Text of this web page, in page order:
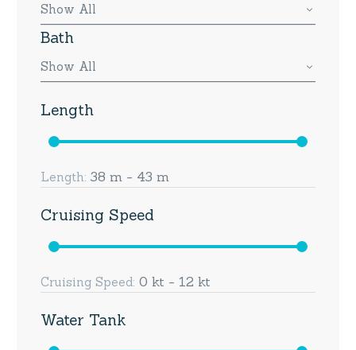
Show All
Bath
Show All
Length
Length: 38 m - 43 m
Cruising Speed
Cruising Speed: 0 kt - 12 kt
Water Tank